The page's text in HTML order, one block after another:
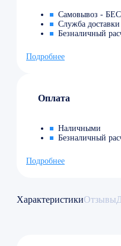
Самовывоз -
Служба доставки
Безналичный
Подробнее
Оплата
Наличными
Безналичный
Подробнее
ХарактеристикиОтзывы